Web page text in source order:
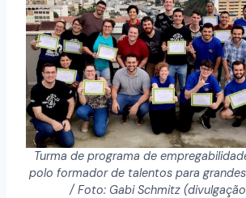
Turma de programa de
polo formador de talentos para grandes
/ Foto: Gabi Schmitz